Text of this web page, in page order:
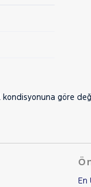
kondisyonuna göre
En